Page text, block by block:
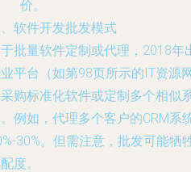
价。
软件开发批发模式
批量软件定制或代理，2018
平台（如第98页所示的IT资源
购标准化软件或定制多个相似
例如，代理多个客户的CRM系
30%。但需注意，批发可能牺
度。